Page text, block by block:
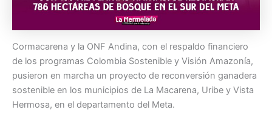
Cormacarena y la ONF Andina, con el respaldo financiero
de los programas Colombia Sostenible y Visión Amazonía,
pusieron en marcha un proyecto de reconversión ganadera
sostenible en los municipios de La Macarena, Uribe y Vista
Hermosa, en el departamento del Meta.